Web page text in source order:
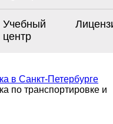
Учебный
центр
в Санкт-Петербурге
по транспортировке и